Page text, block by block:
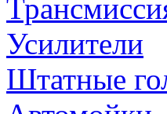
Усилители
Штатные